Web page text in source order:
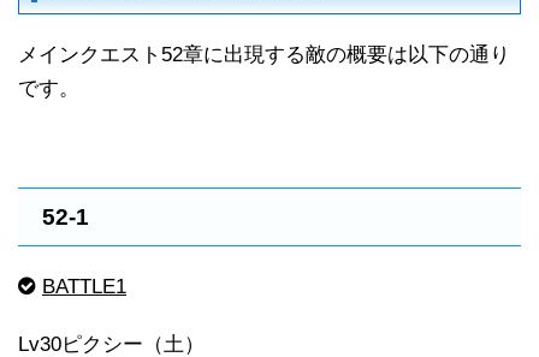
メインクエスト52章に出現する敵の概要は以下の通り
です。
52-1
BATTLE1
Lv30ピクシー（土）